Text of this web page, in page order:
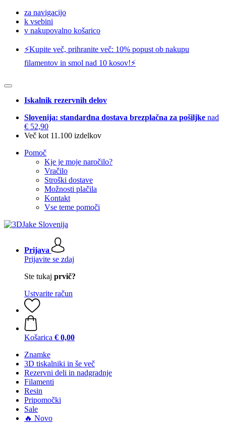
za navigacijo
k vsebini
v nakupovalno košarico
⚡️Kupite več, prihranite več: 10% popust ob nakupu
filamentov in smol nad 10 kosov!⚡️
Iskalnik rezervnih delov
Slovenija: standardna dostava brezplačna za pošiljke nad
€ 52,90
Več kot 11.100 izdelkov
Pomoč
Kje je moje naročilo?
Vračilo
Stroški dostave
Možnosti plačila
Kontakt
Vse teme pomoči
Prijava
Prijavite se zdaj
Ste tukaj prvič?
Ustvarite račun
Košarica € 0,00
Znamke
3D tiskalniki in še več
Rezervni deli in nadgradnje
Filamenti
Resin
Pripomočki
Sale
🔥 Novo